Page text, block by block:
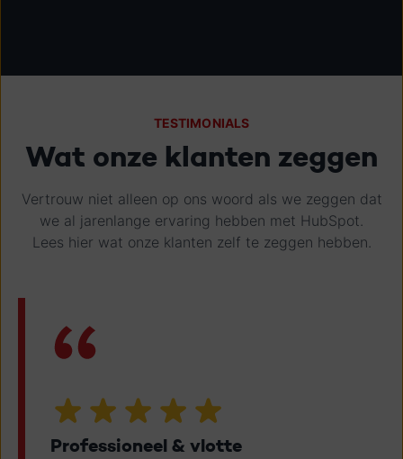
TESTIMONIALS
Wat onze klanten zeggen
Vertrouw niet alleen op ons woord als we zeggen dat
we al jarenlange ervaring hebben met HubSpot.
Lees hier wat onze klanten zelf te zeggen hebben.
Professioneel & vlotte